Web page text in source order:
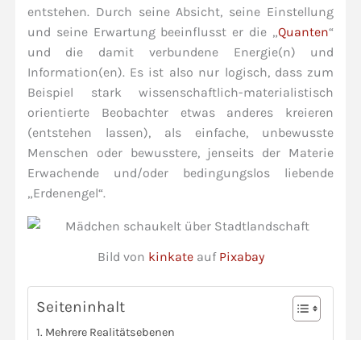
entstehen. Durch seine Absicht, seine Einstellung
und seine Erwartung beeinflusst er die „Quanten“
und die damit verbundene Energie(n) und
Information(en). Es ist also nur logisch, dass zum
Beispiel stark wissenschaftlich-materialistisch
orientierte Beobachter etwas anderes kreieren
(entstehen lassen), als einfache, unbewusste
Menschen oder bewusstere, jenseits der Materie
Erwachende und/oder bedingungslos liebende
„Erdenengel“.
Bild von kinkateauf Pixabay
Seiteninhalt
Mehrere Realitätsebenen